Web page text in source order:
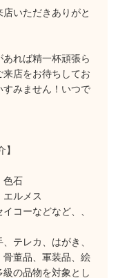
いただきありがと
れば精一杯頑張ら
店をお待ちしてお
すみません！いつで
色石
ルメス
コーなどなど、、
テレカ、はがき、
董品、軍装品、絵
の品物を対象とし